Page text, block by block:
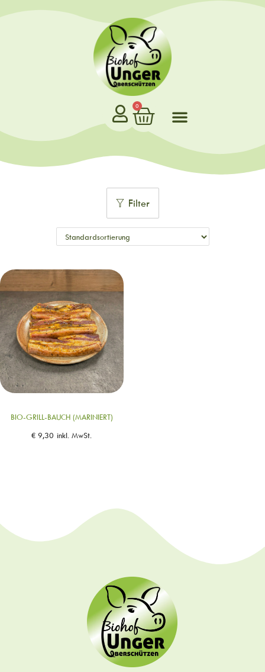
0
Filter
BIO-GRILL-BAUCH (MARINIERT)
€ 9,30 inkl. MwSt.